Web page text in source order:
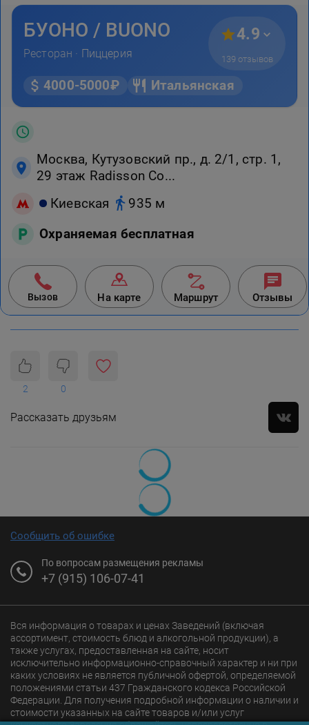
БУОНО / BUONO
Ресторан · Пиццерия
4.9
139 отзывов
4000-5000₽ Итальянская
Москва, Кутузовский пр., д. 2/1, стр. 1,
29 этаж Radisson Co...
Киевская
935 м
Охраняемая бесплатная
Вызов На карте Маршрут Отзывы
2 0
Рассказать друзьям
Сообщить об ошибке
По вопросам размещения рекламы
+7 (915) 106-07-41
Вся информация о товарах и ценах Заведений (включая
ассортимент, стоимость блюд и алкогольной продукции), а
также услугах, предоставленная на сайте, носит
исключительно информационно-справочный характер и ни при
каких условиях не является публичной офертой, определяемой
положениями статьи 437 Гражданского кодекса Российской
Федерации. Для получения подробной информации о наличии и
стоимости указанных на сайте товаров и/или услуг